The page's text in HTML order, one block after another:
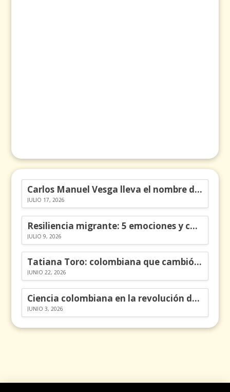
Carlos Manuel Vesga lleva el nombre de Colombia a los Emmy
JULIO 17, 2026
Resiliencia migrante: 5 emociones y cómo gestionarlas
JULIO 9, 2026
Tatiana Toro: colombiana que cambió la historia de las matemáticas
JUNIO 22, 2026
Ciencia colombiana en la revolución de los órganos en chips
JUNIO 3, 2026